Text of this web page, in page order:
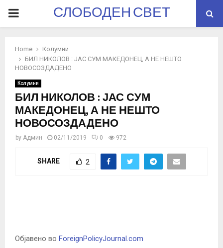
PRIMARYСЛОБОДЕН СВЕТ
Home
Колумни
БИЛ НИКОЛОВ : ЈАС СУМ МАКЕДОНЕЦ, А НЕ НЕШТО
НОВОСОЗДАДЕНО
Колумни
БИЛ НИКОЛОВ : ЈАС СУМ
МАКЕДОНЕЦ, А НЕ НЕШТО
НОВОСОЗДАДЕНО
by Админ 02/11/2019 0 972
SHARE 2
Објавено во ForeignPolicyJournal.com